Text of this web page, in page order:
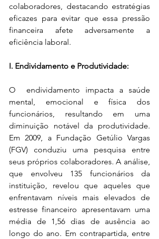
colaboradores, destacando estratégias
eficazes para evitar que essa pressão
financeira afete adversamente a
eficiência laboral.
I. Endividamento e Produtividade:
O  endividamento impacta a saúde
mental, emocional e física dos
funcionários, resultando em uma
diminuição notável da produtividade.
Em 2009, a Fundação Getúlio Vargas
(FGV) conduziu uma pesquisa entre
seus próprios colaboradores. A análise,
que envolveu 135 funcionários da
instituição, revelou que aqueles que
enfrentavam níveis mais elevados de
estresse financeiro apresentavam uma
média de 1,56 dias de ausência ao
longo do ano. Em contrapartida, entre